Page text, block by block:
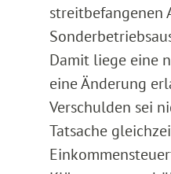
streitbefangenen
Damit liege eine
eine Änderung
Verschulden sei
Tatsache